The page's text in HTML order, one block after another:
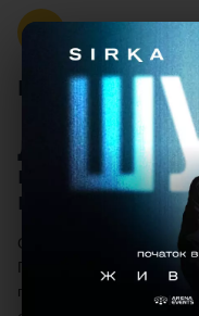
ПУБЛІЧНИЙ
Договір
надання
відпочинку
Суб’єкт підприємницької
Гасяк Ілона Ігорівна,
платника податків за